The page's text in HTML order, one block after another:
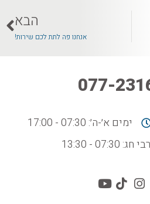
הבא
אנחנו פה לתת לכם שירות!
077-
ימים א׳-ה׳: 07:30 - 17:00
- 13:30